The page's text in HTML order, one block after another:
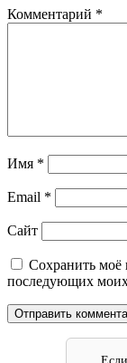
Комментарий *
Имя *
Email *
Сайт
Сохранить моё
последующих